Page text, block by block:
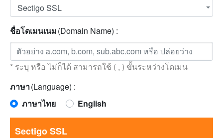
Sectigo SSL
ชื่อโดเมนเนม(Domain Name) :
* ระบุ หรือ ไม่ก็ได้ สามารถใช้ ( , ) ขั้นระหว่างโดเมน
ภาษา(Language) :
ภาษาไทย
English
Sectigo SSL